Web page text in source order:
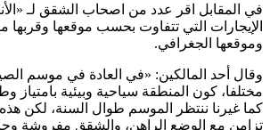
في المقابل اقر عدد من اصحاب الشقق لـ
الإيجارات التي تتفاوت بحسب موقعها وقربها
وموقعها الجغرافي.
وقال أحد المالكين: «في العادة في موسم
مختلفا، كون المنطقة سياحية وبيئية بامتياز
كما غيرنا ننتظر الموسم طوال السنة، لكن
تزامن مع الوضع الراهن، والشقق مفروشة